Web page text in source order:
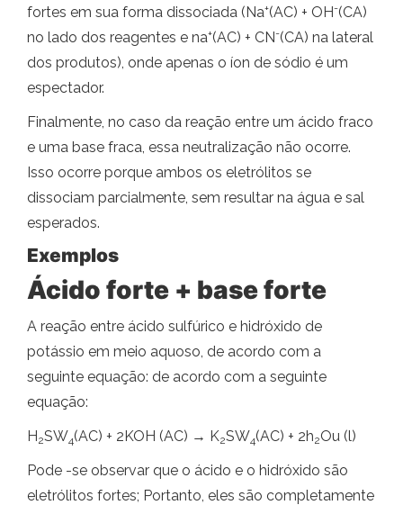
fortes em sua forma dissociada (Na+(AC) + OH-(CA)
no lado dos reagentes e na+(AC) + CN-(CA) na lateral
dos produtos), onde apenas o íon de sódio é um
espectador.
Finalmente, no caso da reação entre um ácido fraco
e uma base fraca, essa neutralização não ocorre.
Isso ocorre porque ambos os eletrólitos se
dissociam parcialmente, sem resultar na água e sal
esperados.
Exemplos
Ácido forte + base forte
A reação entre ácido sulfúrico e hidróxido de
potássio em meio aquoso, de acordo com a
seguinte equação: de acordo com a seguinte
equação:
H2SW4(AC) + 2KOH (AC) → K2SW4(AC) + 2h2Ou (l)
Pode -se observar que o ácido e o hidróxido são
eletrólitos fortes; Portanto, eles são completamente